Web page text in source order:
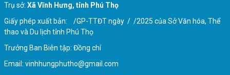
Trụ sở: Xã Vĩnh Hưng, tỉnh Phú Thọ
Giấy phép xuất bản: /GP-TTĐT ngày / /2025 của Sở Văn hóa, Thể
thao và Du lịch tỉnh Phú Thọ
Trưởng Ban Biên tập: Đồng chí
Email: vinhhungphutho@gmail.com